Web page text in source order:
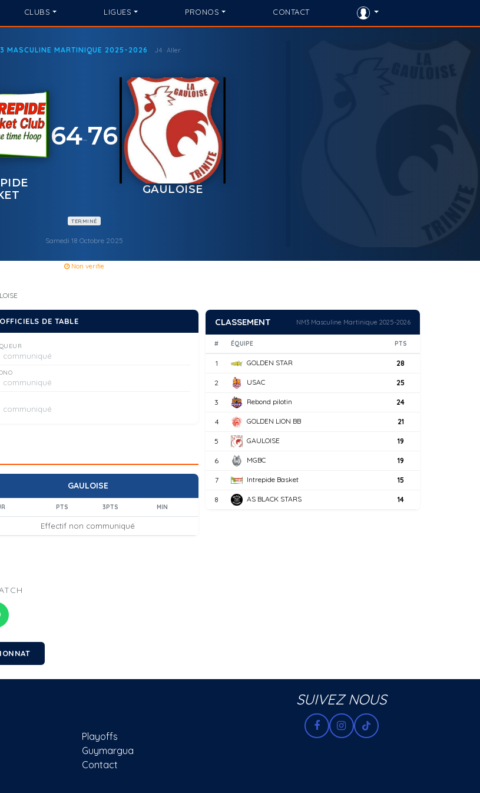
CLUBS LIGUES PRONOS CONTACT
MASCULINE MARTINIQUE 2025-2026 J4 · Aller
64-76
GAULOISE
TERMINÉ
Samedi 18 Octobre 2025
Non verifie
OFFICIELS DE TABLE
communiqué
communiqué
communiqué
GAULOISE
PTS 3PTS MIN
Effectif non communiqué
CLASSEMENT NM3 Masculine Martinique 2025-2026
# ÉQUIPE PTS
1 GOLDEN STAR 28
2 USAC 25
3 Rebond pilotin 24
4 GOLDEN LION BB 21
5 GAULOISE 19
6 MGBC 19
7 Intrepide Basket 15
8 AS BLACK STARS 14
Playoffs
Guymargua
Contact
SUIVEZ NOUS